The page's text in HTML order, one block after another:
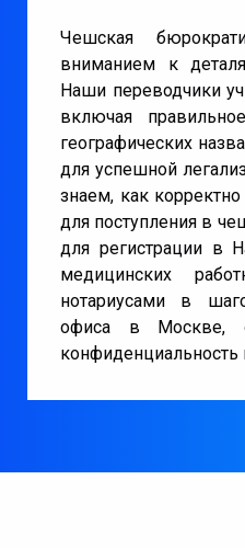
Чешская
вниманием к
Наши переводчики
включая
географических
для успешной
знаем, как
для поступления в
для регистрации в
медицинских
нотариусами в
офиса в Москве,
конфиденциальность